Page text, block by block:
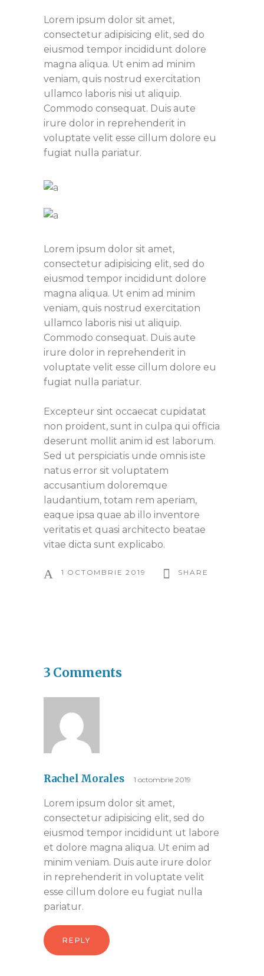
Lorem ipsum dolor sit amet,
consectetur adipisicing elit, sed do
eiusmod tempor incididunt dolore
magna aliqua. Ut enim ad minim
veniam, quis nostrud exercitation
ullamco laboris nisi ut aliquip.
Commodo consequat. Duis aute
irure dolor in reprehenderit in
voluptate velit esse cillum dolore eu
fugiat nulla pariatur.
Lorem ipsum dolor sit amet,
consectetur adipisicing elit, sed do
eiusmod tempor incididunt dolore
magna aliqua. Ut enim ad minim
veniam, quis nostrud exercitation
ullamco laboris nisi ut aliquip.
Commodo consequat. Duis aute
irure dolor in reprehenderit in
voluptate velit esse cillum dolore eu
fugiat nulla pariatur.
Excepteur sint occaecat cupidatat
non proident, sunt in culpa qui officia
deserunt mollit anim id est laborum.
Sed ut perspiciatis unde omnis iste
natus error sit voluptatem
accusantium doloremque
laudantium, totam rem aperiam,
eaque ipsa quae ab illo inventore
veritatis et quasi architecto beatae
vitae dicta sunt explicabo.
1 OCTOMBRIE 2019 SHARE
3 Comments
Rachel Morales 1 octombrie 2019
Lorem ipsum dolor sit amet,
consectetur adipisicing elit, sed do
eiusmod tempor incididunt ut labore
et dolore magna aliqua. Ut enim ad
minim veniam. Duis aute irure dolor
in reprehenderit in voluptate velit
esse cillum dolore eu fugiat nulla
pariatur.
REPLY